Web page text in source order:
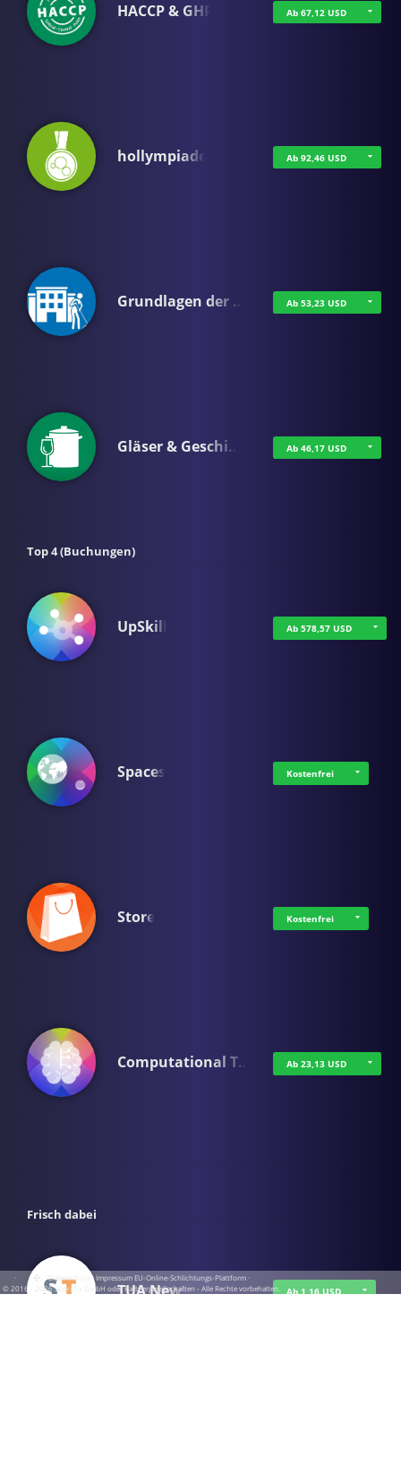
HACCP & GHP Ab 67,12 USD
hollympiade Ab 92,46 USD
Grundlagen der … Ab 53,23 USD
Gläser & Geschi… Ab 46,17 USD
Top 4 (Buchungen)
UpSkill Ab 578,57 USD
Spaces Kostenfrei
Store Kostenfrei
Computational T… Ab 23,13 USD
Frisch dabei
TUA News Ab 1,16 USD
· · ·Datenschutz ·Impressum EU-Online-Schlichtungs-Plattform·
© 2016 - 2026 SupraTix GmbH oder Partnergesellschaften - Alle Rechte vorbehalten.